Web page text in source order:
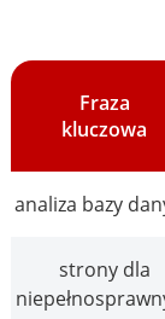
Fraza
kluczowa
analiza bazy
strony dla